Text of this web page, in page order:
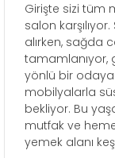
Girişte sizi tüm
salon
alırken, sağda
tamamlanıyor,
yönlü bir odaya
mobilyalarla
bekliyor. Bu
mutfak ve
yemek alanı